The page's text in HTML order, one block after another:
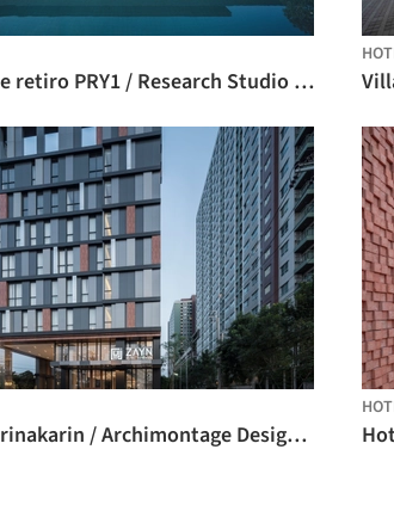
Hotel de retiro PRY1 / Research Studio Panin
Hotel Srinakarin / Archimontage Design Fields Sophisticated